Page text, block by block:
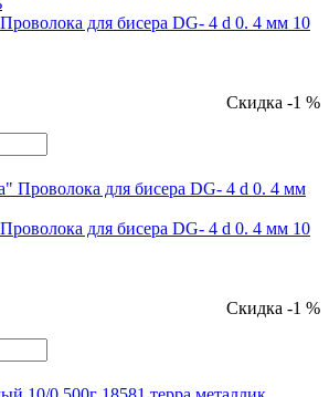
для бисера DG- 4 d 0. 4 мм 10
Скидка -1 %
для бисера DG- 4 d 0. 4 мм 10
Скидка -1 %